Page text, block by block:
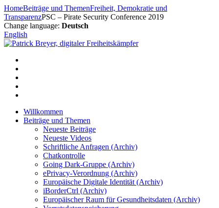
Zum
Inhalt
springen
HomeBeiträge und ThemenFreiheit, Demokratie und
TransparenzPSC – Pirate Security Conference 2019
Change language: Deutsch
English
Willkommen
Beiträge und Themen
Neueste Beiträge
Neueste Videos
Schriftliche Anfragen (Archiv)
Chatkontrolle
Going Dark-Gruppe (Archiv)
ePrivacy-Verordnung (Archiv)
Europäische Digitale Identität (Archiv)
iBorderCtrl (Archiv)
Europäischer Raum für Gesundheitsdaten (Archiv)